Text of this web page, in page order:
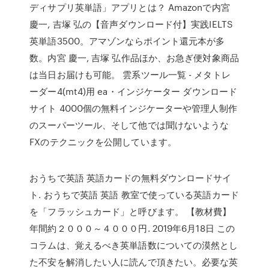
ディサプリ英単語」アプリとは？ Amazonで内宮
慶一, 吉塚 弘の【音声ダウンロード付】実践IELTS
英単語3500。アマゾンならポイント還元本が多
数。内宮 慶一, 吉塚 弘作品ほか、お急ぎ便対象商品
は当日お届けも可能。 雲系ツール一覧 - メタトレ
ーダー4(mt4)用 ea・インジケーター ダウンロード
サイト 4000個の無料インジケーターや管理人制作
のスーパーツール、そして他では聞けないような
FXのテクニックを公開しています。
おうちで英語 英語カードの無料ダウンロードサイ
ト. おうちで英語 英語 教室で使っている英語カード
を「フラッシュカード」と呼びます。 【教材費】
年間約２０００～４０００円. 2019年6月18日 この
コラムは、覚えるべき英単語数についての漠然とし
た不安を解消したい人に読んで頂きたい。必要な英